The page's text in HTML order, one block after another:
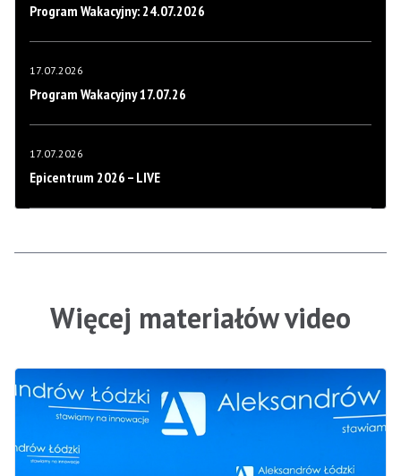
Program Wakacyjny: 24.07.2026
17.07.2026
Program Wakacyjny 17.07.26
17.07.2026
Epicentrum 2026 – LIVE
Więcej materiałów video